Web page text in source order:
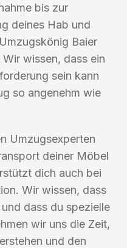
bis zur
deines Hab und
Baier
wissen, dass ein
sein kann
so angenehm wie
Umzugsexperten
deiner Möbel
dich auch bei
Wir wissen, dass
dass du spezielle
wir uns die Zeit,
und den